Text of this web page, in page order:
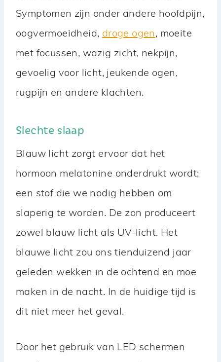
Symptomen zijn onder andere hoofdpijn,
oogvermoeidheid, droge ogen , moeite
met focussen, wazig zicht, nekpijn,
gevoelig voor licht, jeukende ogen,
rugpijn en andere klachten.​
Slechte slaap
Blauw licht zorgt ervoor dat het
hormoon melatonine onderdrukt wordt;
een stof die we nodig hebben om
slaperig te worden. De zon produceert
zowel blauw licht als UV-licht. Het
blauwe licht zou ons tienduizend jaar
geleden wekken in de ochtend en moe
maken in de nacht. In de huidige tijd is
dit niet meer het geval.
Door het gebruik van LED schermen